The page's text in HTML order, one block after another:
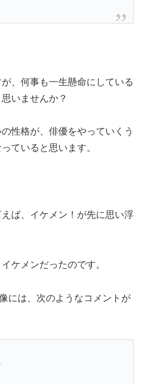
、何事も一生懸命にしている
いませんか？
性格が、俳優をやっていくう
ていると思います。
ば、イケメン！が先に思い浮
ケメンだったのです。
には、次のようなコメントが